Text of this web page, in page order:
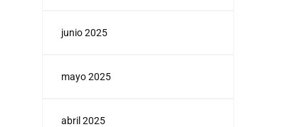
junio 2025
mayo 2025
abril 2025